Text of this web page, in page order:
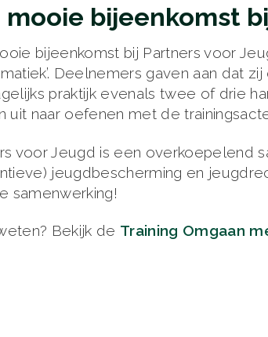
mooie bijeenkomst
bijeenkomst bij Partners voor
Deelnemers gaven aan dat
praktijk evenals twee of drie
uit naar oefenen met de
voor Jeugd is een overkoepelend
jeugdbescherming en
samenwerking!
Bekijk de Training Omgaan